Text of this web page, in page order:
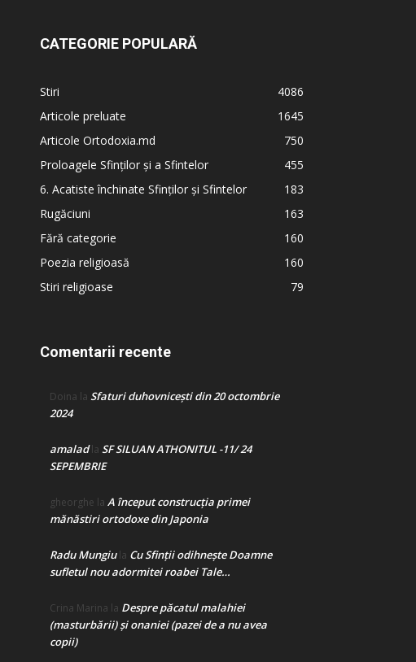
CATEGORIE POPULARĂ
Stiri
4086
Articole preluate
1645
Articole Ortodoxia.md
750
Proloagele Sfinților și a Sfintelor
455
6. Acatiste închinate Sfinților și Sfintelor
183
Rugăciuni
163
Fără categorie
160
Poezia religioasă
160
Stiri religioase
79
Comentarii recente
Doina la Sfaturi duhovnicești din 20 octombrie
2024
amaladla SF SILUAN ATHONITUL -11/ 24
SEPEMBRIE
gheorghe la A început construcţia primei
mănăstiri ortodoxe din Japonia
Radu Mungiula Cu Sfinții odihnește Doamne
sufletul nou adormitei roabei Tale…
Crina Marina la Despre păcatul malahiei
(masturbării) şi onaniei (pazei de a nu avea
copii)